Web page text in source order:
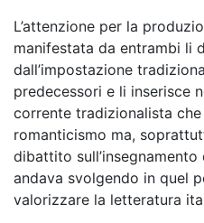
L’attenzione per la
manifestata da entrambi li
dall’impostazione
predecessori e li inserisce
corrente tradizionalista
romanticismo ma,
dibattito sull’insegnamento
andava svolgendo in quel
valorizzare la letteratura